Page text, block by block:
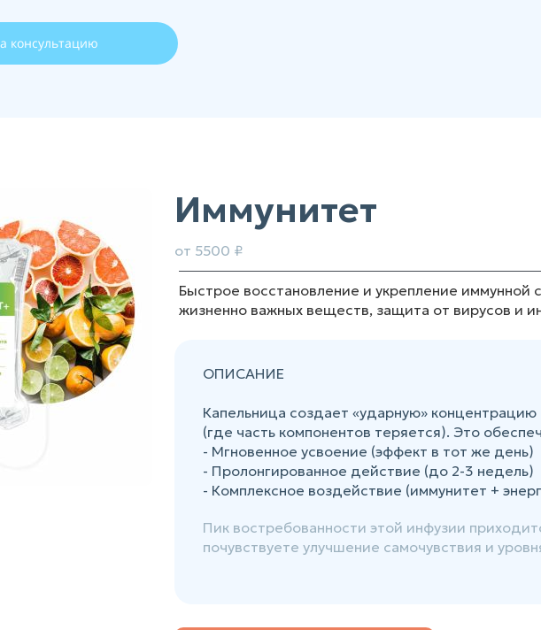
консультацию
Иммунитет
от 5500 ₽
Быстрое восстановление и укрепление
жизненно важных веществ, защита от вирусов и
ОПИСАНИЕ
Капельница создает «ударную»
(где часть компонентов теряется). Это
- Мгновенное усвоение (эффект в тот же день)
- Пролонгированное действие (до 2-3 недель)
- Комплексное воздействие (иммунитет +
Пик востребованности этой инфузии
почувствуете улучшение самочувствия и